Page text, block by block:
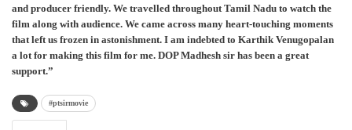
and producer friendly. We travelled throughout Tamil Nadu to watch the
film along with audience. We came across many heart-touching moments
that left us frozen in astonishment. I am indebted to Karthik Venugopalan
a lot for making this film for me. DOP Madhesh sir has been a great
support.”
#ptsirmovie